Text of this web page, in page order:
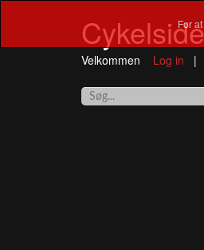
For
Velkommen Log in |